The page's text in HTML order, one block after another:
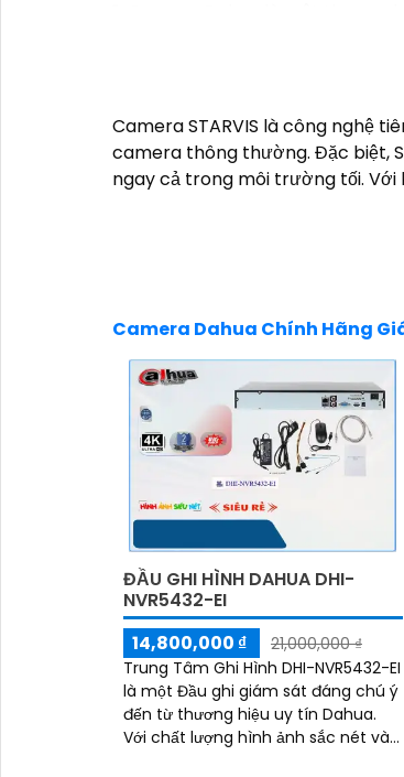
nên mua từ các cửa hàng uy tín
cửa hàng điện tử.
Hy vọng rằng những thông tin
tư vấn thêm, đừng ngần ngại để
Camera STARVIS là công nghệ
camera thông thường. Đặc biệt,
ngay cả trong môi trường tối. Với
Camera Dahua Chính Hãng
ĐẦU GHI HÌNH DAHUA DHI-
NVR5432-EI
14,800,000 ₫
21,000,000 ₫
Trung Tâm Ghi Hình DHI-NVR5432-EI
là một Đầu ghi giám sát đáng chú ý
đến từ thương hiệu uy tín Dahua.
Với chất lượng hình ảnh sắc nét và